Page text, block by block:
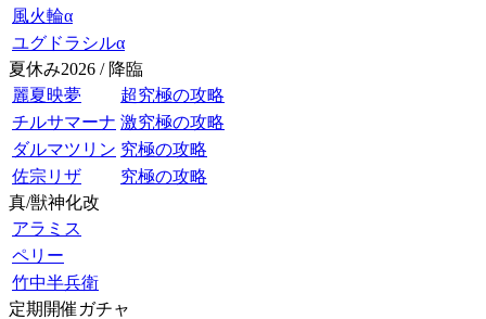
風火輪α
ユグドラシルα
夏休み2026 / 降臨
麗夏映夢
超究極の攻略
チルサマーナ 激究極の攻略
ダルマツリン 究極の攻略
佐宗リザ
究極の攻略
真/獣神化改
アラミス
ペリー
竹中半兵衛
定期開催ガチャ